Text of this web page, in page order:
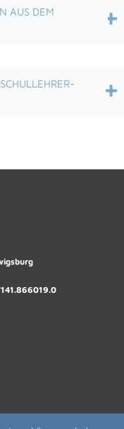
AUS DEM